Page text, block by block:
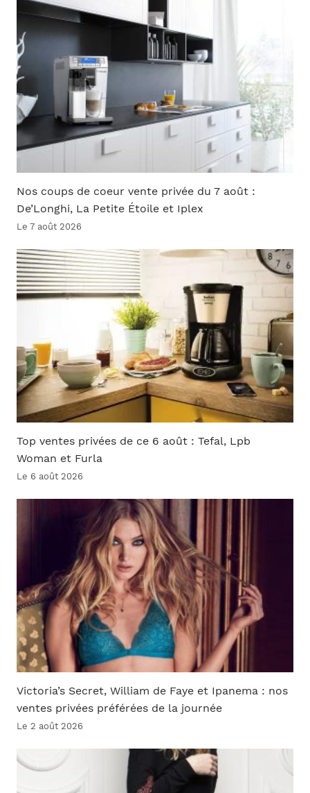
Nos coups de coeur vente privée du 7 août :
De’Longhi, La Petite Étoile et Iplex
Le 7 août 2026
Top ventes privées de ce 6 août : Tefal, Lpb
Woman et Furla
Le 6 août 2026
Victoria’s Secret, William de Faye et Ipanema : nos
ventes privées préférées de la journée
Le 2 août 2026